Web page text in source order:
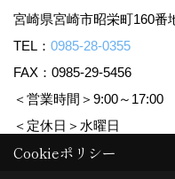
宮崎県宮崎市昭栄町160
TEL： 0985-28-0355
FAX：0985-29-5456
＜営業時間＞9:00～17:00
＜定休日＞水曜日
Cookieポリシー